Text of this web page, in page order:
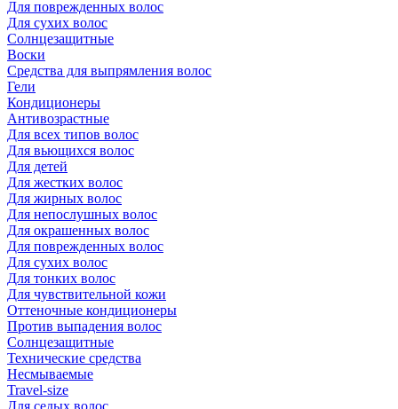
Для поврежденных волос
Для сухих волос
Солнцезащитные
Воски
Средства для выпрямления волос
Гели
Кондиционеры
Антивозрастные
Для всех типов волос
Для вьющихся волос
Для детей
Для жестких волос
Для жирных волос
Для непослушных волос
Для окрашенных волос
Для поврежденных волос
Для сухих волос
Для тонких волос
Для чувствительной кожи
Оттеночные кондиционеры
Против выпадения волос
Солнцезащитные
Технические средства
Несмываемые
Travel-size
Для седых волос